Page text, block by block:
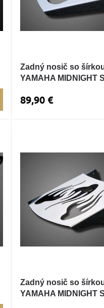
Zadný nosič so
YAMAHA MIDNIGHT
89,90 €
Zadný nosič so
YAMAHA MIDNIGHT